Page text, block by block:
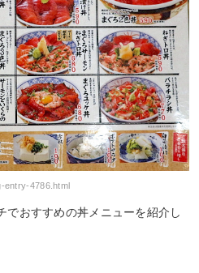
entry-4786.html
でおすすめの丼メニューを紹介し